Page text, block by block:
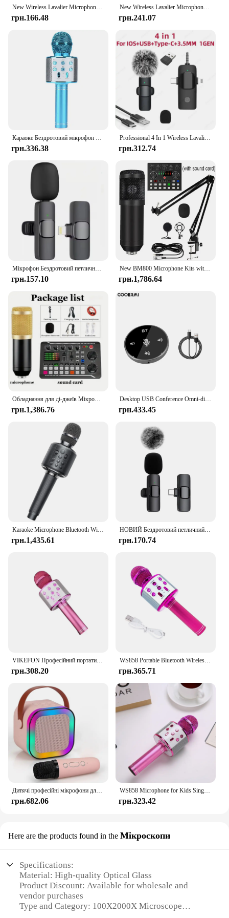
New Wireless Lavalier Microphone Portable Audio Video Recording Mini Mic for iPhone Android Live Broadcast Gaming Phone Mic
грн.166.48
New Wireless Lavalier Microphone Portable Audio Video Recording Mini Mic for iPhone Android Live Broadcast Gaming Phone Mic
грн.241.07
Караоке Бездротовий мікрофон Мікрофон для стільникового мобільного телефону Спів Bluetooth Конденсаторний Мікрофон Blutooth Смартфон Micro DJ Audio
грн.336.38
Professional 4 In 1 Wireless Lavalier Microphone for iPhone Android 3.5mm for Radio Live Recording Noise Reduction Mini Microph
грн.312.74
грн.157.10
New BM800 Microphone Kits with Live Sound Card(Optional),Suspension Scissor Arm,Shock Mount and Pop Filter for Studio Recording
грн.1,786.64
грн.1,386.76
Desktop USB Conference Omni-directional Condenser Microphone Speakerphone BT Mic Plug & Play Small Microphone for PC Laptop
грн.433.45
грн.1,435.61
НОВИЙ Бездротовий петличний мікрофон, міні-мікрофон для запису аудіо-відео для ноутбука iPhone Android, мікрофон для мобільного телефону в прямому ефірі
грн.170.74
грн.308.20
WS858 Portable Bluetooth Wireless Karaoke Microphone Professional Speaker Home KTV Handheld Children's Song Live Microphone
грн.365.71
Дитячі професійні мікрофони для співу BT Sound Box Blootooth Міні-динамік Караоке-машина Повний набір обладнання Bluetooth для дому
грн.682.06
WS858 Microphone for Kids Singing 5 in 1 Wireless Bluetooth Microphone with LED Lights Portable Mic Speaker Gifts for Children
грн.323.42
Here are the products found in the Мікроскопи
Specifications:
Material: High-quality Optical Glass
Product Discount: Available for wholesale and
vendor purchases
Type and Category: 100X2000X Microscope